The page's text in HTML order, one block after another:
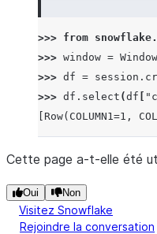
>>> from
>>> window = Window
>>> df = session .
>>> df . select (df
[Row(COLUMN1=1,
Cette page a-t-elle été
Oui Non
Visitez Snowflake
Rejoindre la conversation